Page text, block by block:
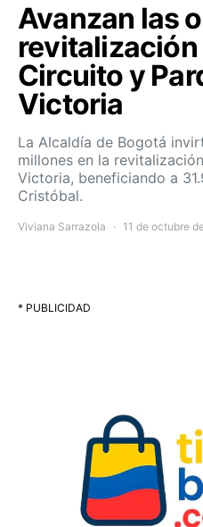
Avanzan las
revitalización
Circuito y
Victoria
La Alcaldía de Bogotá
millones en la
Victoria, beneficiando a
Cristóbal.
Viviana Sarrazola 11 de octubre
* PUBLICIDAD